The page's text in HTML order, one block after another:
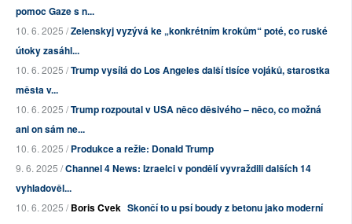
pomoc Gaze s n...
10. 6. 2025 /Zelenskyj vyzývá ke „konkrétním krokům“ poté, co ruské
útoky zasáhl...
10. 6. 2025 /Trump vysílá do Los Angeles další tisíce vojáků, starostka
města v...
10. 6. 2025 /Trump rozpoutal v USA něco děsivého – něco, co možná
ani on sám ne...
10. 6. 2025 /Produkce a režie: Donald Trump
9. 6. 2025 /Channel 4 News: Izraelci v pondělí vyvraždili dalších 14
vyhladověl...
10. 6. 2025 /Boris Cvek Skončí to u psí boudy z betonu jako moderní